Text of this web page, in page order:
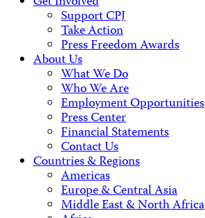
Support CPJ
Take Action
Press Freedom Awards
About Us
What We Do
Who We Are
Employment Opportunities
Press Center
Financial Statements
Contact Us
Countries & Regions
Americas
Europe & Central Asia
Middle East & North Africa